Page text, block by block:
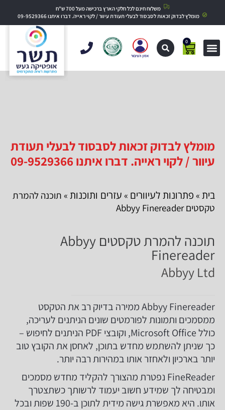
משלוח חינם לכל חלקי הארץ ברכישה מעל 700 ש"ח
מומלץ לבדוק זכאות לסבסוד לבעלי תעודת עיוור / לקוי ראייה. דברו איתנו 09-9529366
0
מומלץ לבדוק זכאות לסבסוד לבעלי תעודת
עיוור / לקוי ראייה. דברו איתנו 09-9529366
בית » פתרונות לעיוורים » עזרים ותוכנות » תוכנה להמרת
טקסטים Abbyy Finereader
תוכנה להמרת טקסטים Abbyy
Finereader
Abbyy Ltd
Abbyy Finereader ממירה בדיוק רב את הטקסט
ממסמכים ותמונות לפורמטים שונים הניתנים לעריכה,
כולל Microsoft Office, וקובצי PDF הניתנים לחיפוש –
כך שניתן להשתמש מחדש בתוכן, לאחסן את הקובץ טוב
יותר בארכיון ולאחזר אותו במהירות רבה יותר.
FineReader נפטרת מהצורך להקליד מחדש מסמכים
ומבטיחה לך שמידע חשוב יעמוד לרשותך כשתצטרך
אותו. היא מאפשרת גישה מידית לתוכן ב-190 שפות ובכל